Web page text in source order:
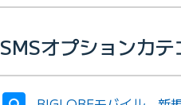
SMSオプションカ